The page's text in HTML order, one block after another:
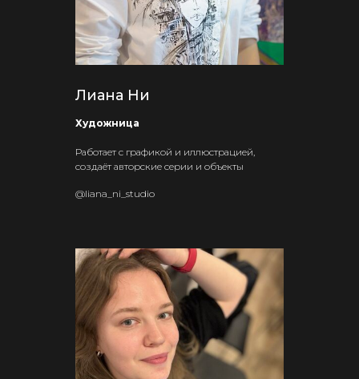
Лиана Ни
Художница
Работает с графикой и иллюстрацией,
создаёт авторские серии и объекты
@liana_ni_studio